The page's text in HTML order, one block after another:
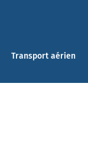
Transport aérien